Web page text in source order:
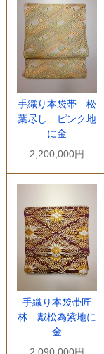
手織り本袋帯 松
葉尽し ピンク地
に金
2,200,000円
手織り本袋帯匠
林 戴松為紫地に
金
2,090,000円